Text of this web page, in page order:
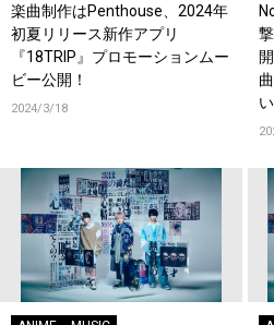
楽曲制作はPenthouse、2024年
初夏リリース新作アプリ
『18TRIP』プロモーションムー
ビー公開！
2024/3/18